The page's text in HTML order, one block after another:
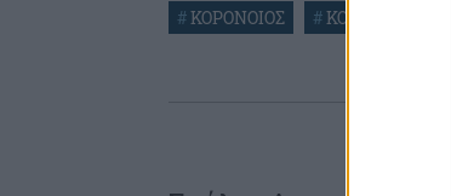
#ΚΟΡΟΝΟΙΟΣ #ΚΟΡΩΝΟΙΟΣ